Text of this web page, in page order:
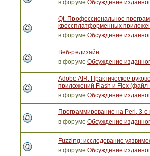
в форуме Обсуждение
Qt. Профессиональное
кроссплатформенных
в форуме Обсуждение
Веб-редизайн
в форуме Обсуждение
Adobe AIR. Практическое
приложений Flash и Flex (файл
в форуме Обсуждение
Программирование на Perl, 3-
в форуме Обсуждение
Fuzzing: исследование
в форуме Обсуждение